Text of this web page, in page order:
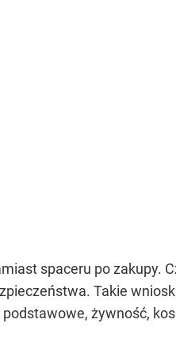
spaceru po zakupy.
Takie
żywność,